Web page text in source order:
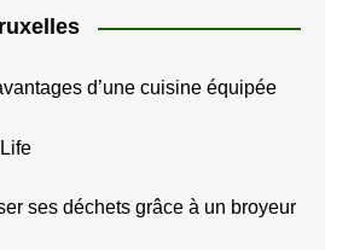
d’une cuisine équipée
ses déchets grâce à un broyeur